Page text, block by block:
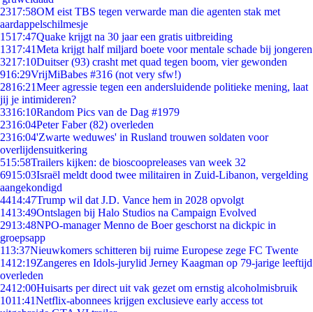
2317:58OM eist TBS tegen verwarde man die agenten stak met
aardappelschilmesje
1517:47Quake krijgt na 30 jaar een gratis uitbreiding
1317:41Meta krijgt half miljard boete voor mentale schade bij jongeren
3217:10Duitser (93) crasht met quad tegen boom, vier gewonden
916:29VrijMiBabes #316 (not very sfw!)
2816:21Meer agressie tegen een andersluidende politieke mening, laat
jij je intimideren?
3316:10Random Pics van de Dag #1979
2316:04Peter Faber (82) overleden
2316:04'Zwarte weduwes' in Rusland trouwen soldaten voor
overlijdensuitkering
515:58Trailers kijken: de bioscoopreleases van week 32
6915:03Israël meldt dood twee militairen in Zuid-Libanon, vergelding
aangekondigd
4414:47Trump wil dat J.D. Vance hem in 2028 opvolgt
1413:49Ontslagen bij Halo Studios na Campaign Evolved
2913:48NPO-manager Menno de Boer geschorst na dickpic in
groepsapp
113:37Nieuwkomers schitteren bij ruime Europese zege FC Twente
1412:19Zangeres en Idols-jurylid Jerney Kaagman op 79-jarige leeftijd
overleden
2412:00Huisarts per direct uit vak gezet om ernstig alcoholmisbruik
1011:41Netflix-abonnees krijgen exclusieve early access tot